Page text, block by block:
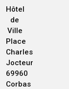
Hôtel
de
Ville
Place
Charles
Jocteur
69960
Corbas